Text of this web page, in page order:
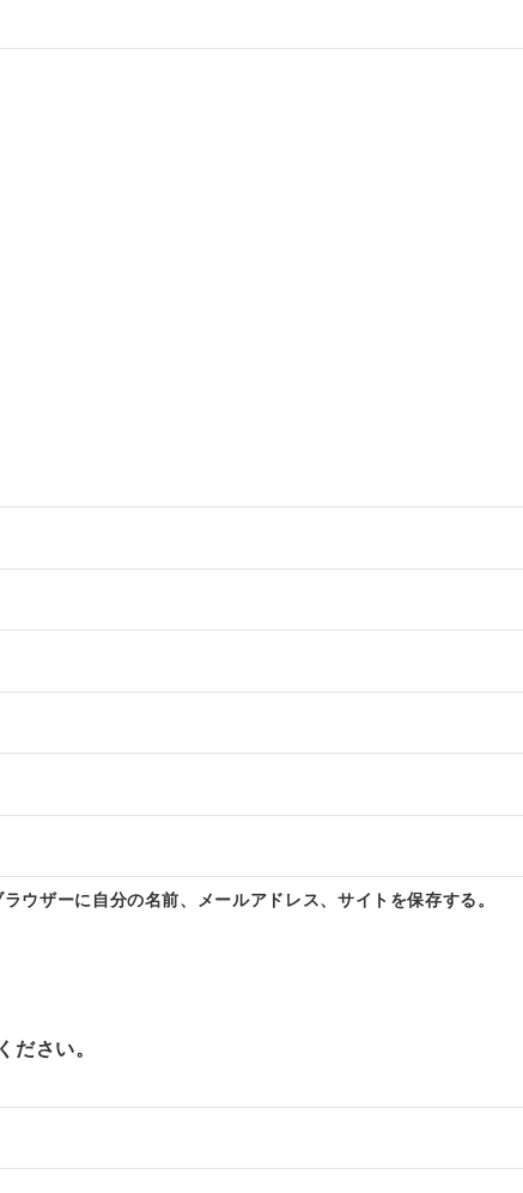
ウザーに自分の名前、メールアドレス、サイトを保存する。
ださい。